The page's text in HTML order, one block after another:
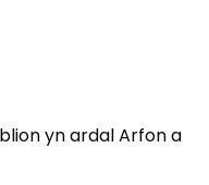
yn ardal Arfon a